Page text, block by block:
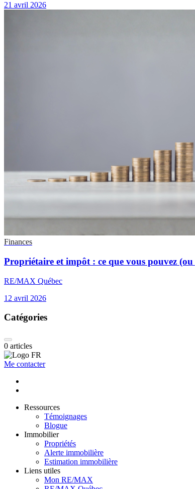
21 avril 2026
Finances
Propriétaire et impôt : ce que vous pouvez
RE/MAX Québec
12 avril 2026
Catégories
0 articles
Me contacter
Ressources
Témoignages
Blogue
Immobilier
Propriétés
Alerte immobilière
Estimation immobilière
Liens utiles
Mon RE/MAX